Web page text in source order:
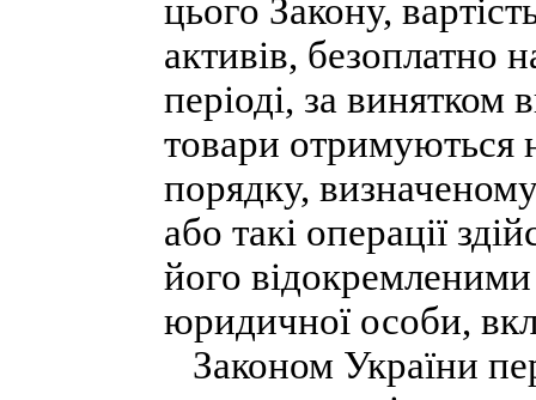
цього Закону,
активів, безоплатно
періоді, за винятком
товари отримуються
порядку,
або такі операції
його
юридичної особи,
Законом України